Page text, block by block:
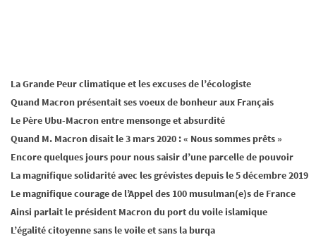
La Grande Peur climatique et les excuses de l’écologiste
Quand Macron présentait ses voeux de bonheur aux Français
Le Père Ubu-Macron entre mensonge et absurdité
Quand M. Macron disait le 3 mars 2020 : « Nous sommes prêts »
Encore quelques jours pour nous saisir d’une parcelle de pouvoir
La magnifique solidarité avec les grévistes depuis le 5 décembre 2019
Le magnifique courage de l’Appel des 100 musulman(e)s de France
Ainsi parlait le président Macron du port du voile islamique
L’égalité citoyenne sans le voile et sans la burqa